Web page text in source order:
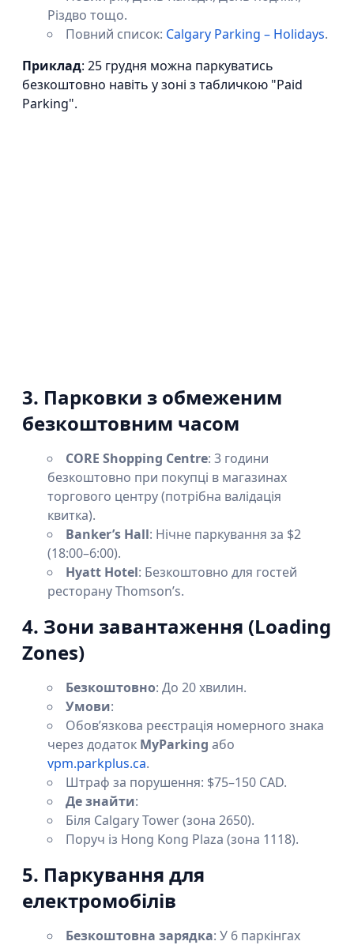
Різдво тощо.
Повний список: Calgary Parking – Holidays.
Приклад: 25 грудня можна паркуватись
безкоштовно навіть у зоні з табличкою "Paid
Parking".
3. Парковки з обмеженим
безкоштовним часом
CORE Shopping Centre: 3 години
безкоштовно при покупці в магазинах
торгового центру (потрібна валідація
квитка).
Banker’s Hall: Нічне паркування за $2
(18:00–6:00).
Hyatt Hotel: Безкоштовно для гостей
ресторану Thomson’s.
4. Зони завантаження (Loading
Zones)
Безкоштовно: До 20 хвилин.
Умови:
Обов’язкова реєстрація номерного знака
через додаток MyParking або
vpm.parkplus.ca.
Штраф за порушення: $75–150 CAD.
Де знайти:
Біля Calgary Tower (зона 2650).
Поруч із Hong Kong Plaza (зона 1118).
5. Паркування для
електромобілів
Безкоштовна зарядка: У 6 паркінгах